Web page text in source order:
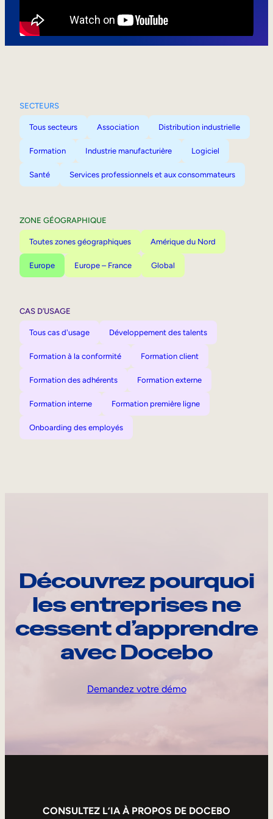
SECTEURS
Tous secteurs Association Distribution industrielle
Formation Industrie manufacturière Logiciel
Santé Services professionnels et aux consommateurs
ZONE GÉOGRAPHIQUE
Toutes zones géographiques Amérique du Nord
Europe Europe – France Global
CAS D’USAGE
Tous cas d'usage Développement des talents
Formation à la conformité Formation client
Formation des adhérents Formation externe
Formation interne Formation première ligne
Onboarding des employés
Découvrez pourquoi
les entreprises ne
cessent d’apprendre
avec Docebo
Demandez votre démo
CONSULTEZ L’IA À PROPOS DE DOCEBO